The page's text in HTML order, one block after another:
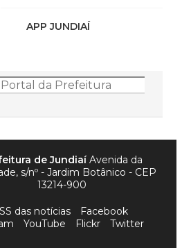
APP JUNDIAÍ
de JundiaíAvenida da
s/nº - Jardim Botânico - CEP
13214-900
das notícias
Facebook
YouTube Flickr Twitter